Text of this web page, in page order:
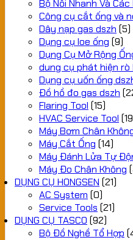
Bộ Nối Nhanh Và
Công cụ cắt ống và
Dây nạp gas dszh (5)
Dụng cụ loe ống (9)
Dụng Cụ Mở Rộng
dung cụ phát hiện rò
Dụng cụ uốn ống
Đồ hồ đo gas dszh
Flaring Tool (15)
HVAC Service Tool
Máy Bơm Chân
Máy Cắt Ống (14)
Máy Đánh Lửa Tự
Máy Đo Chân Không
DỤNG CỤ HONGSEN (21)
AC System (0)
Service Tools (21)
DỤNG CỤ TASCO (92)
Bộ Đồ Nghề Tổ Hợp